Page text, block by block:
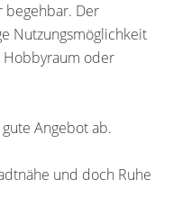
begehbar. Der
Nutzungsmöglichkeit
Hobbyraum oder
Angebot ab.
und doch Ruhe